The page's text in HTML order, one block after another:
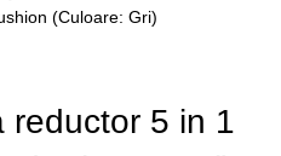
(Culoare: Gri)
reductor 5 in 1